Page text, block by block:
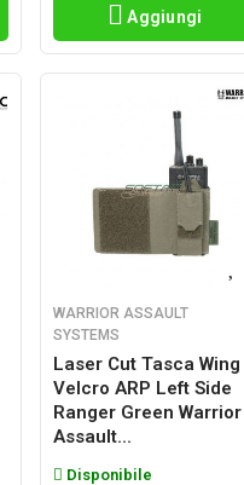
Aggiungi
WARRIOR ASSAULT
SYSTEMS
Laser Cut Tasca Wing
Velcro ARP Left Side
Ranger Green Warrior
Assault...
Disponibile